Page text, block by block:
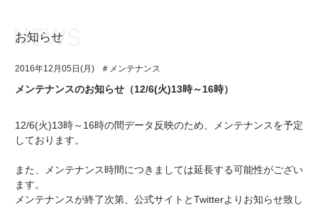
アプリゲーム
イベント・キャンペーン
ミュージック
ユニット&キャラクター
アプリゲーム
イベント・キャンペーン
お知らせ
2016年12月05日(月) ＃メンテナンス
メンテナンスのお知らせ（12/6(火)13時～16時）
12/6(火)13時～16時の間データ反映のため、メンテナンスを予定
しております。
また、メンテナンス時間につきましては延長する可能性がござい
ます。
メンテナンスが終了次第、公式サイトとTwitterよりお知らせ致し